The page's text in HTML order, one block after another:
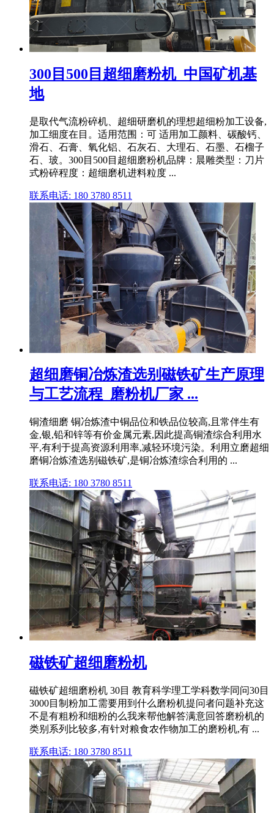
300目500目超细磨粉机_中国矿机基
地
是取代气流粉碎机、超细研磨机的理想超细粉加工设备,
加工细度在目。适用范围：可 适用加工颜料、碳酸钙、
滑石、石膏、氧化铝、石灰石、大理石、石墨、石榴子
石、玻。300目500目超细磨粉机品牌：晨雕类型：刀片
式粉碎程度：超细磨机进料粒度 ...
联系电话: 180 3780 8511
超细磨铜冶炼渣选别磁铁矿生产原理
与工艺流程_磨粉机厂家 ...
铜渣细磨 铜冶炼渣中铜品位和铁品位较高,且常伴生有
金,银,铅和锌等有价金属元素,因此提高铜渣综合利用水
平,有利于提高资源利用率,减轻环境污染。利用立磨超细
磨铜冶炼渣选别磁铁矿,是铜冶炼渣综合利用的 ...
联系电话: 180 3780 8511
磁铁矿超细磨粉机
磁铁矿超细磨粉机 30目 教育科学理工学科数学同问30目
3000目制粉加工需要用到什么磨粉机提问者问题补充这
不是有粗粉和细粉的么我来帮他解答满意回答磨粉机的
类别系列比较多,有针对粮食农作物加工的磨粉机,有 ...
联系电话: 180 3780 8511